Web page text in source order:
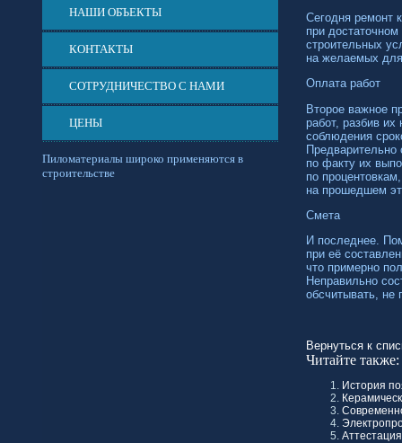
НАШИ ОБЪЕКТЫ
КОНТАКТЫ
СОТРУДНИЧЕСТВО С НАМИ
ЦЕНЫ
Пиломатериалы широко применяются в
строительстве
Сегодня ремонт
при
строительных
на желаемых
Оплата работ
Второе важное
работ, разбив
соблюдения
Предварительно
по факту их
по
на прошедшем
Смета
И последнее.
при её
что примерно
Неправильно
обсчитывать, не
Вернуться к
Читайте также:
История